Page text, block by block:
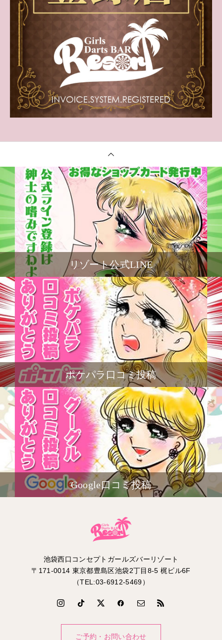
リゾート公式LINE
ポケパラ口コミ投稿
Google口コミ投稿
池袋西口コンセプトガールズバーリゾート
〒171-0014 東京都豊島区池袋2丁目8-5 梶ビル6F
（TEL:03-6912-5469）
ご予約・お問い合わせ